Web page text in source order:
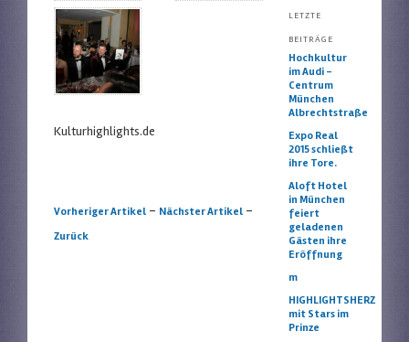
Kulturhighlights.de
Artikelnavigation
Vorheriger Artikel - Nächster Artikel -
Zurück
LETZTE
BEITRÄGE
Hochkultur
im Audi –
Centrum
München
Albrechtstraße
Expo Real
2015 schließt
ihre Tore.
Aloft Hotel
in München
feiert
geladenen
Gästen ihre
Eröffnung
m
HIGHLIGHTSHERZ
mit Stars im
Prinze